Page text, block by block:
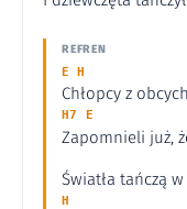
REFREN
E H
Chłopcy z
H7 E
Zapomnieli już,
Światła tańczą
H